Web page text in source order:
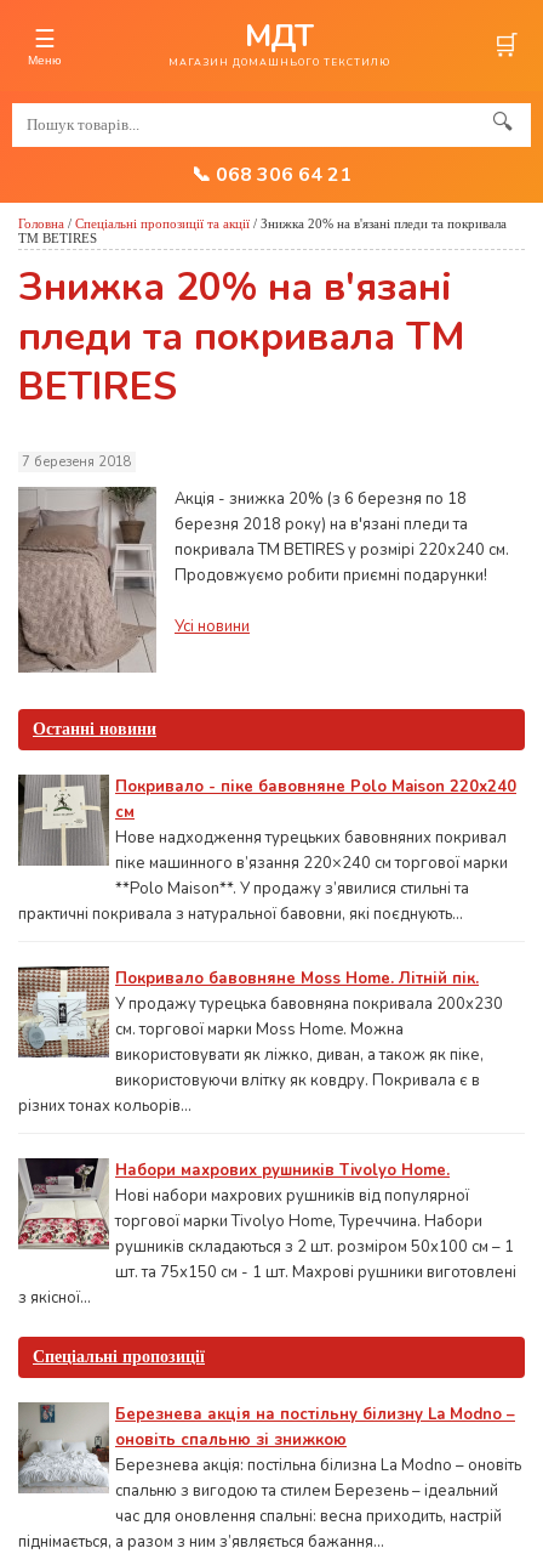
☰
Меню
МДТ
МАГАЗИН ДОМАШНЬОГО ТЕКСТИЛЮ 🛒
🔍
📞 068 306 64 21
Останні новини
Покривало - піке бавовняне Polo Maison 220х240
см
Нове надходження турецьких бавовняних покривал
піке машинного в’язання 220×240 см торгової марки
**Polo Maison**. У продажу з’явилися стильні та
практичні покривала з натуральної бавовни, які поєднують...
Покривало бавовняне Moss Home. Літній пік.
У продажу турецька бавовняна покривала 200x230
см. торгової марки Moss Home. Можна
використовувати як ліжко, диван, а також як піке,
використовуючи влітку як ковдру. Покривала є в
різних тонах кольорів...
Набори махрових рушників Tivolyo Home.
Нові набори махрових рушників від популярної
торгової марки Tivolyo Home, Туреччина. Набори
рушників складаються з 2 шт. розміром 50x100 см – 1
шт. та 75х150 см - 1 шт. Махрові рушники виготовлені
з якісної...
Спеціальні пропозиції
Березнева акція на постільну білизну La Modno –
оновіть спальню зі знижкою
Березнева акція: постільна білизна La Modno – оновіть
спальню з вигодою та стилем Березень – ідеальний
час для оновлення спальні: весна приходить, настрій
піднімається, а разом з ним з’являється бажання...
Головна / Спеціальні пропозиції та акції / Знижка 20% на в'язані пледи та покривала
ТМ BETIRES
Знижка 20% на в'язані
пледи та покривала ТМ
BETIRES
7 березеня 2018
Акція - знижка 20% (з 6 березня по 18
березня 2018 року) на в'язані пледи та
покривала ТМ BETIRES у розмірі 220х240 см.
Продовжуємо робити приємні подарунки!
Усі новини